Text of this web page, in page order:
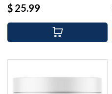
Precio
$ 25.99